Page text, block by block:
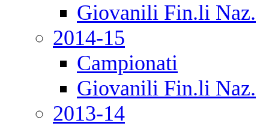
Giovanili Fin.li Naz.
2014-15
Campionati
Giovanili Fin.li Naz.
2013-14